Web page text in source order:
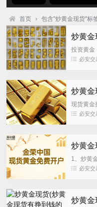
首页 › 包含"炒黄金现货"标
炒黄金
投资黄金
证绝对安
必安交
现货黄金
交易技巧
必安交
1、炒黄
二者是不
必安交
炒黄金